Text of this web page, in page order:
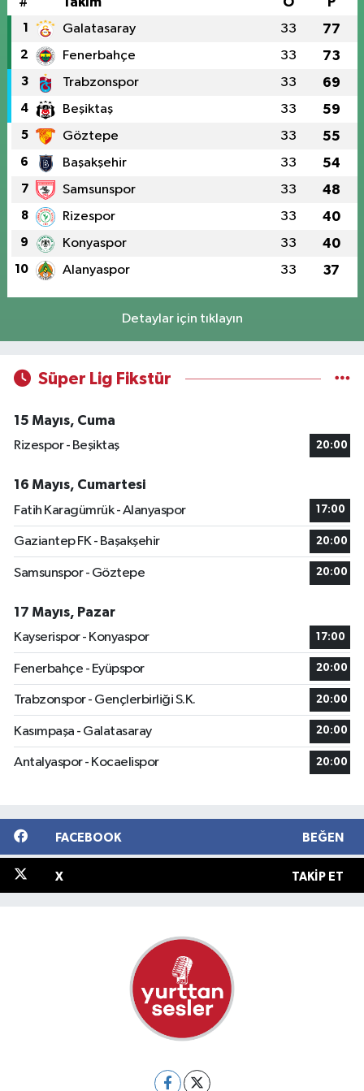
1 Galatasaray 33 77
2 Fenerbahçe 33 73
3 Trabzonspor 33 69
4 Beşiktaş 33 59
5 Göztepe 33 55
6 Başakşehir 33 54
7 Samsunspor 33 48
8 Rizespor 33 40
9 Konyaspor 33 40
10 Alanyaspor 33 37
Detaylar için tıklayın
Süper Lig Fikstür
15 Mayıs, Cuma
Rizespor - Beşiktaş
20:00
16 Mayıs, Cumartesi
Fatih Karagümrük - Alanyaspor
17:00
Gaziantep FK - Başakşehir 20:00
Samsunspor - Göztepe 20:00
17 Mayıs, Pazar
Kayserispor - Konyaspor
17:00
Fenerbahçe - Eyüpspor 20:00
Trabzonspor - Gençlerbirliği S.K. 20:00
Kasımpaşa - Galatasaray 20:00
Antalyaspor - Kocaelispor 20:00
FACEBOOK BEĞEN
X TAKIP ET